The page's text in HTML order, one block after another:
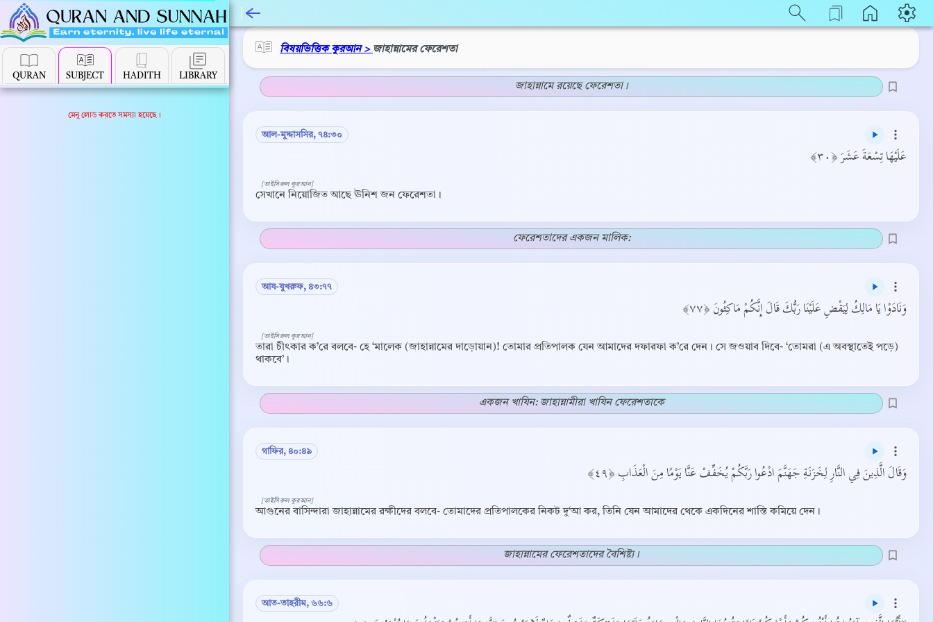
QURAN SUBJECT HADITH LIBRARY
মেনু লোড করতে সমস্যা হয়েছে।
বিষয়ভিত্তিক কুরআন > জাহান্নামের ফেরেশতা
জাহান্নামে রয়েছে ফেরেশতা।
আল-মুদ্দাসসির, ৭৪:৩০
عَلَيْهَا تِسْعَةَ عَشَرَ ﴿٣٠﴾
সেখানে নিয়োজিত আছে ঊনিশ জন ফেরেশতা।
[তাইসিরুল কুরআন]
ফেরেশতাদের একজন মালিক:
আয-যুখরুফ, ৪৩:৭৭
وَنَادَوْا يَا مَالِكُ لِيَقْضِ عَلَيْنَا رَبُّكَ قَالَ إِنَّكُمْ مَاكِثُونَ ﴿٧٧﴾
তারা চীৎকার ক’রে বলবে- হে ‘মালেক (জাহান্নামের দাড়োয়ান)! তোমার প্রতিপালক যেন আমাদের দফারফা ক’রে দেন। সে জওয়াব দিবে- ‘তোমরা (এ অবস্থাতেই পড়ে)
থাকবে’।
[তাইসিরুল কুরআন]
একজন খাযিন: জাহান্নামীরা খাযিন ফেরেশতাকে
গাফির, ৪০:৪৯
وَقَالَ الَّذِينَ فِي النَّارِ لِخَزَنَةِ جَهَنَّمَ ادْعُوا رَبَّكُمْ يُخَفِّفْ عَنَّا يَوْمًا مِنَ الْعَذَابِ ﴿٤٩﴾
আগুনের বাসিন্দারা জাহান্নামের রক্ষীদের বলবে- তোমাদের প্রতিপালকের নিকট দু‘আ কর, তিনি যেন আমাদের থেকে একদিনের শাস্তি কমিয়ে দেন।
[তাইসিরুল কুরআন]
জাহান্নামের ফেরেশতাদের বৈশিষ্ট্য।
আত-তাহরীম, ৬৬:৬
Copy